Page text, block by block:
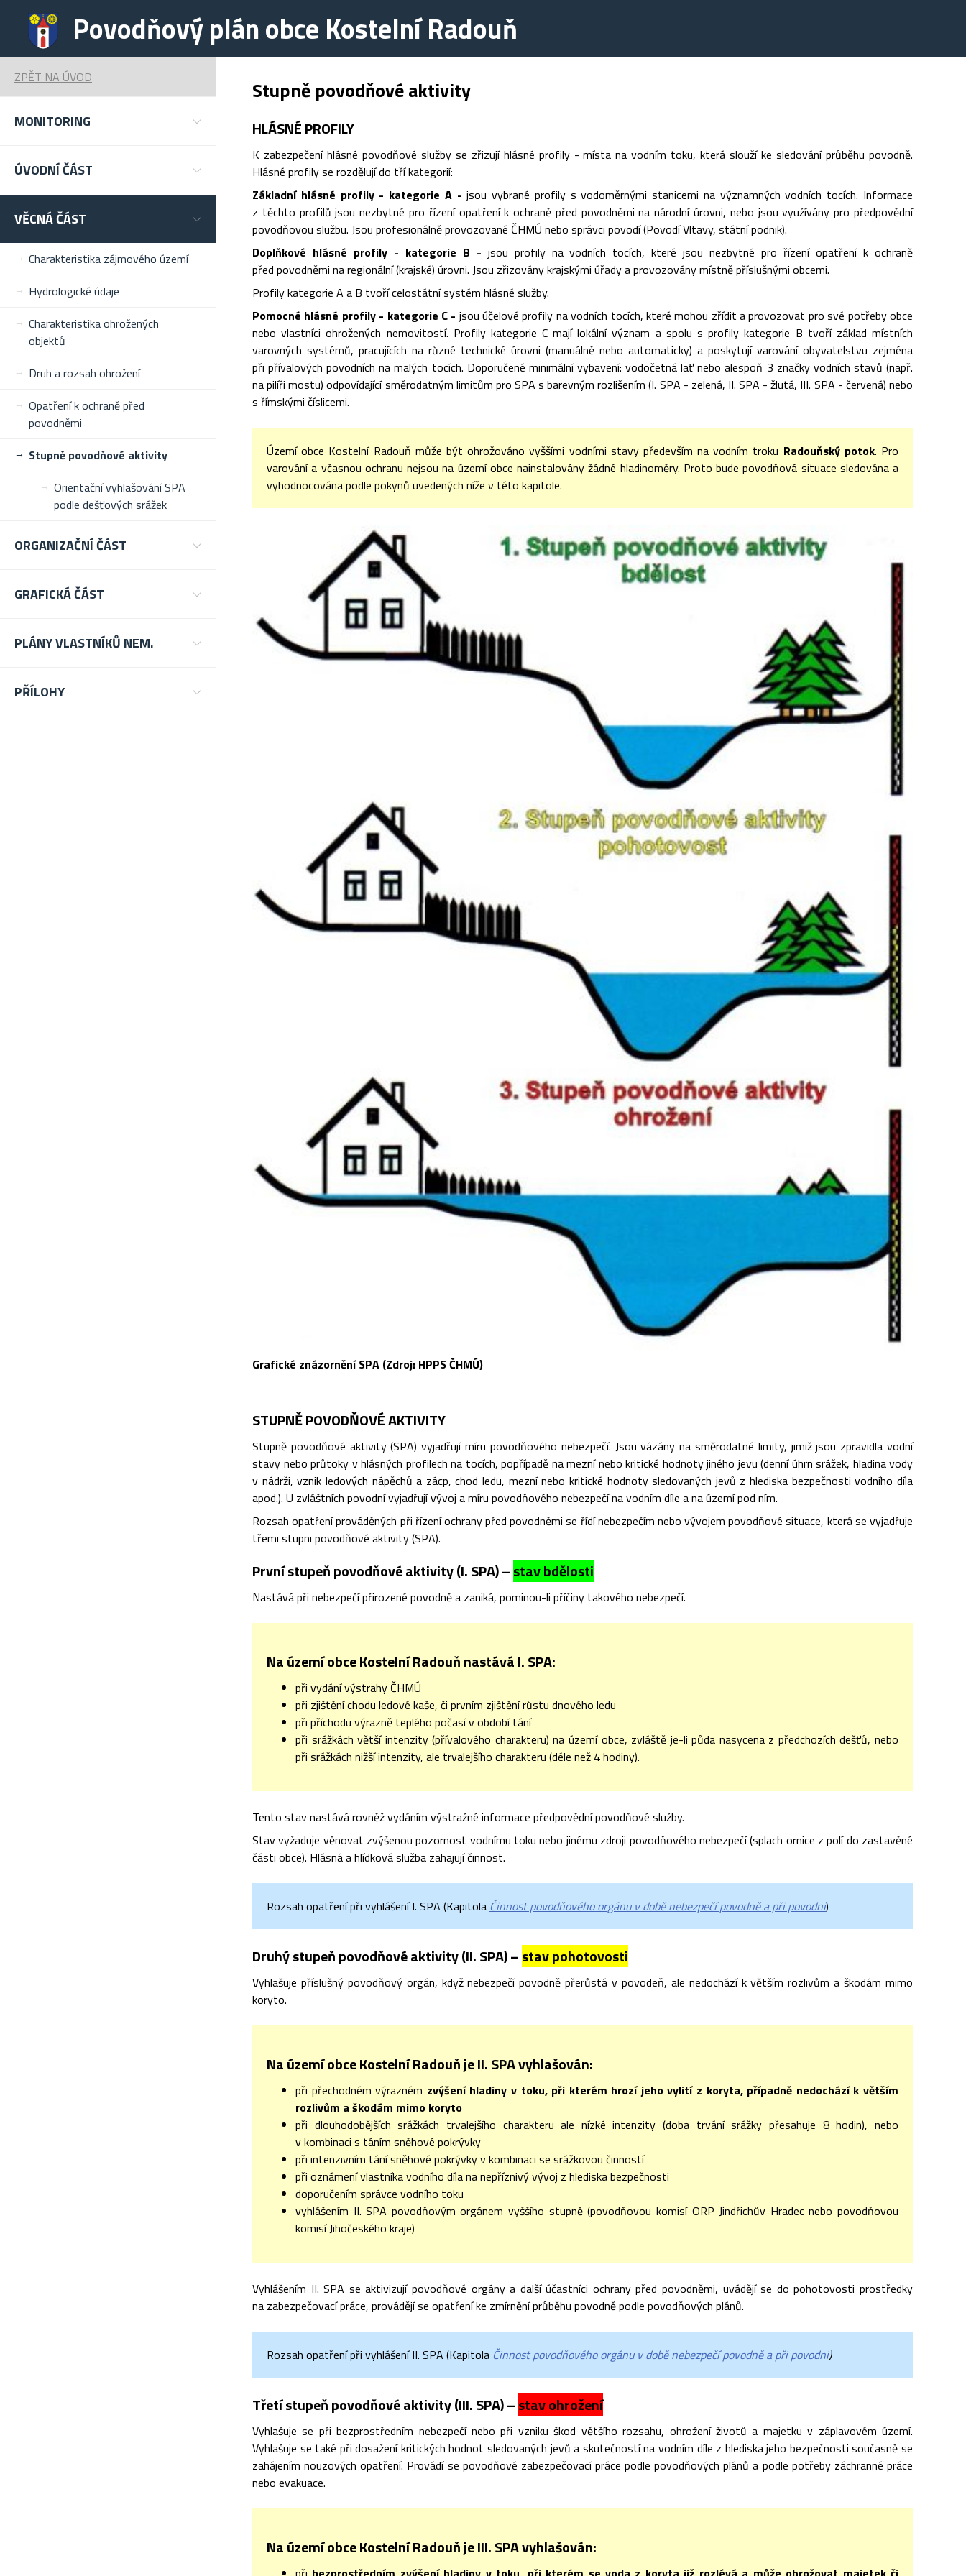
Povodňový plán obce Kostelní Radouň
ZPĚT NA ÚVOD
MONITORING
ÚVODNÍ ČÁST
VĚCNÁ ČÁST
Charakteristika zájmového území
Hydrologické údaje
Charakteristika ohrožených
objektů
Druh a rozsah ohrožení
Opatření k ochraně před
povodněmi
Stupně povodňové aktivity
Orientační vyhlašování SPA
podle dešťových srážek
ORGANIZAČNÍ ČÁST
GRAFICKÁ ČÁST
PLÁNY VLASTNÍKŮ NEM.
PŘÍLOHY
Stupně povodňové aktivity
HLÁSNÉ PROFILY
K zabezpečení hlásné povodňové služby se zřizují hlásné profily - místa na vodním toku, která slouží ke sledování průběhu povodně.
Hlásné profily se rozdělují do tří kategorií:
Základní hlásné profily - kategorie A - jsou vybrané profily s vodoměrnými stanicemi na významných vodních tocích. Informace
z těchto profilů jsou nezbytné pro řízení opatření k ochraně před povodněmi na národní úrovni, nebo jsou využívány pro předpovědní
povodňovou službu. Jsou profesionálně provozované ČHMÚ nebo správci povodí (Povodí Vltavy, státní podnik).
Doplňkové hlásné profily - kategorie B - jsou profily na vodních tocích, které jsou nezbytné pro řízení opatření k ochraně
před povodněmi na regionální (krajské) úrovni. Jsou zřizovány krajskými úřady a provozovány místně příslušnými obcemi.
Profily kategorie A a B tvoří celostátní systém hlásné služby.
Pomocné hlásné profily - kategorie C - jsou účelové profily na vodních tocích, které mohou zřídit a provozovat pro své potřeby obce
nebo vlastníci ohrožených nemovitostí. Profily kategorie C mají lokální význam a spolu s profily kategorie B tvoří základ místních
varovných systémů, pracujících na různé technické úrovni (manuálně nebo automaticky) a poskytují varování obyvatelstvu zejména
při přívalových povodních na malých tocích. Doporučené minimální vybavení: vodočetná lať nebo alespoň 3 značky vodních stavů (např.
na pilíři mostu) odpovídající směrodatným limitům pro SPA s barevným rozlišením (I. SPA - zelená, II. SPA - žlutá, III. SPA - červená) nebo
s římskými číslicemi.
Území obce Kostelní Radouň může být ohrožováno vyššími vodními stavy především na vodním troku Radouňský potok. Pro
varování a včasnou ochranu nejsou na území obce nainstalovány žádné hladinoměry. Proto bude povodňová situace sledována a
vyhodnocována podle pokynů uvedených níže v této kapitole.
Grafické znázornění SPA (Zdroj: HPPS ČHMÚ)
STUPNĚ POVODŇOVÉ AKTIVITY
Stupně povodňové aktivity (SPA) vyjadřují míru povodňového nebezpečí. Jsou vázány na směrodatné limity, jimiž jsou zpravidla vodní
stavy nebo průtoky v hlásných profilech na tocích, popřípadě na mezní nebo kritické hodnoty jiného jevu (denní úhrn srážek, hladina vody
v nádrži, vznik ledových nápěchů a zácp, chod ledu, mezní nebo kritické hodnoty sledovaných jevů z hlediska bezpečnosti vodního díla
apod.). U zvláštních povodní vyjadřují vývoj a míru povodňového nebezpečí na vodním díle a na území pod ním.
Rozsah opatření prováděných při řízení ochrany před povodněmi se řídí nebezpečím nebo vývojem povodňové situace, která se vyjadřuje
třemi stupni povodňové aktivity (SPA).
První stupeň povodňové aktivity (I. SPA) –stav bdělosti
Nastává při nebezpečí přirozené povodně a zaniká, pominou-li příčiny takového nebezpečí.
Na území obce Kostelní Radouň nastává I. SPA:
při vydání výstrahy ČHMÚ
při zjištění chodu ledové kaše, či prvním zjištění růstu dnového ledu
při příchodu výrazně teplého počasí v období tání
při srážkách větší intenzity (přívalového charakteru) na území obce, zvláště je-li půda nasycena z předchozích dešťů, nebo
při srážkách nižší intenzity, ale trvalejšího charakteru (déle než 4 hodiny).
Tento stav nastává rovněž vydáním výstražné informace předpovědní povodňové služby.
Stav vyžaduje věnovat zvýšenou pozornost vodnímu toku nebo jinému zdroji povodňového nebezpečí (splach ornice z polí do zastavěné
části obce). Hlásná a hlídková služba zahajují činnost.
Rozsah opatření při vyhlášení I. SPA (Kapitola Činnost povodňového orgánu v době nebezpečí povodně a při povodni)
Druhý stupeň povodňové aktivity (II. SPA) –stav pohotovosti
Vyhlašuje příslušný povodňový orgán, když nebezpečí povodně přerůstá v povodeň, ale nedochází k větším rozlivům a škodám mimo
koryto.
Na území obce Kostelní Radouň je II. SPA vyhlašován:
při přechodném výrazném zvýšení hladiny v toku, při kterém hrozí jeho vylití z koryta, případně nedochází k větším
rozlivům a škodám mimo koryto
při dlouhodobějších srážkách trvalejšího charakteru ale nízké intenzity (doba trvání srážky přesahuje 8 hodin), nebo
v kombinaci s táním sněhové pokrývky
při intenzivním tání sněhové pokrývky v kombinaci se srážkovou činností
při oznámení vlastníka vodního díla na nepříznivý vývoj z hlediska bezpečnosti
doporučením správce vodního toku
vyhlášením II. SPA povodňovým orgánem vyššího stupně (povodňovou komisí ORP Jindřichův Hradec nebo povodňovou
komisí Jihočeského kraje)
Vyhlášením II. SPA se aktivizují povodňové orgány a další účastníci ochrany před povodněmi, uvádějí se do pohotovosti prostředky
na zabezpečovací práce, provádějí se opatření ke zmírnění průběhu povodně podle povodňových plánů.
Rozsah opatření při vyhlášení II. SPA (Kapitola Činnost povodňového orgánu v době nebezpečí povodně a při povodni)
Třetí stupeň povodňové aktivity (III. SPA) –stav ohrožení
Vyhlašuje se při bezprostředním nebezpečí nebo při vzniku škod většího rozsahu, ohrožení životů a majetku v záplavovém území.
Vyhlašuje se také při dosažení kritických hodnot sledovaných jevů a skutečností na vodním díle z hlediska jeho bezpečnosti současně se
zahájením nouzových opatření. Provádí se povodňové zabezpečovací práce podle povodňových plánů a podle potřeby záchranné práce
nebo evakuace.
Na území obce Kostelní Radouň je III. SPA vyhlašován: